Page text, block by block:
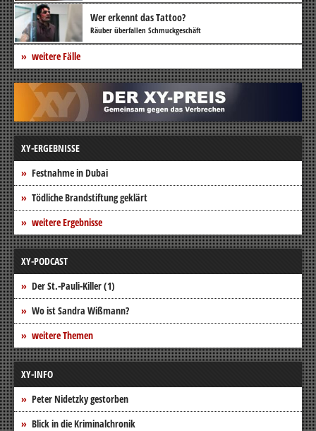
Wer erkennt das Tattoo?
Räuber überfallen Schmuckgeschäft
weitere Fälle
XY-ERGEBNISSE
Festnahme in Dubai
Tödliche Brandstiftung geklärt
weitere Ergebnisse
XY-PODCAST
Der St.-Pauli-Killer (1)
Wo ist Sandra Wißmann?
weitere Themen
XY-INFO
Peter Nidetzky gestorben
Blick in die Kriminalchronik